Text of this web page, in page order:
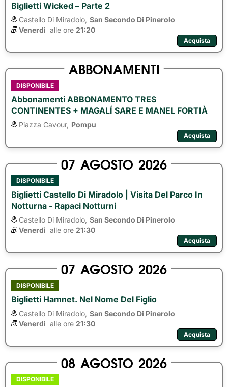
Biglietti Wicked – Parte 2
Castello Di Miradolo, San Secondo Di Pinerolo
Venerdì alle ore 21:20
Acquista
ABBONAMENTI
DISPONIBILE
Abbonamenti ABBONAMENTO TRES
CONTINENTES + MAGALÍ SARE E MANEL FORTIÀ
Piazza Cavour, Pompu
Acquista
07 AGOSTO 2026
DISPONIBILE
Biglietti Castello Di Miradolo | Visita Del Parco In
Notturna - Rapaci Notturni
Castello Di Miradolo, San Secondo Di Pinerolo
Venerdì alle ore 21:30
Acquista
07 AGOSTO 2026
DISPONIBILE
Biglietti Hamnet. Nel Nome Del Figlio
Castello Di Miradolo, San Secondo Di Pinerolo
Venerdì alle ore 21:30
Acquista
08 AGOSTO 2026
DISPONIBILE